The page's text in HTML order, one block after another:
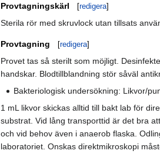
Provtagningskärl [redigera]
Sterila rör med skruvlock utan tillsats
Provtagning [redigera]
Provet tas så sterilt som möjligt.
handskar. Blodtillblandning stör såväl
Bakteriologisk undersökning: Likvor/
1 mL likvor skickas alltid till bakt lab för
substrat. Vid lång transporttid är det bra
och vid behov även i anaerob flaska.
laboratoriet. Onskas direktmikroskopi